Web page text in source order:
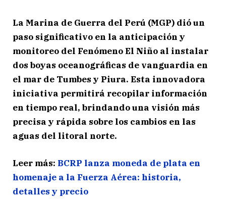
La Marina de Guerra del Perú (MGP) dió un
paso significativo en la anticipación y
monitoreo del Fenómeno El Niño al instalar
dos boyas oceanográficas de vanguardia en
el mar de Tumbes y Piura. Esta innovadora
iniciativa permitirá recopilar información
en tiempo real, brindando una visión más
precisa y rápida sobre los cambios en las
aguas del litoral norte.
Leer más: BCRP lanza moneda de plata en
homenaje a la Fuerza Aérea: historia,
detalles y precio